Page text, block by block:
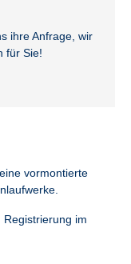
ihre Anfrage, wir
für Sie!
vormontierte
Registrierung im